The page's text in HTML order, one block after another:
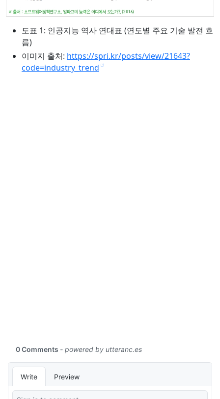
도표 1: 인공지능 역사 연대표 (연도별 주요 기술 발전 흐
름)
이미지 출처: https://spri.kr/posts/view/21643?
code=industry_trend